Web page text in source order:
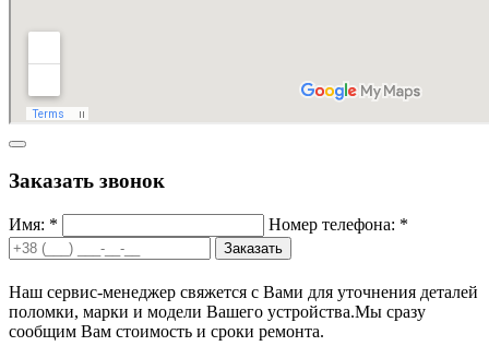
Заказать звонок
Имя: * Номер телефона: *
Заказать
Наш сервис-менеджер свяжется с Вами для уточнения деталей
поломки, марки и модели Вашего устройства.Мы сразу
сообщим Вам стоимость и сроки ремонта.